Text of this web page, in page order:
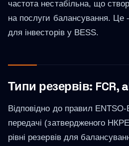
частота нестабільна, що
на послуги балансування. Це
для інвесторів у BESS.
Типи резервів: FCR,
Відповідно до правил
передачі (затвердженого
рівні резервів для